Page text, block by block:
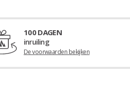
100 DAGEN
inruiling
De voorwaarden bekijken